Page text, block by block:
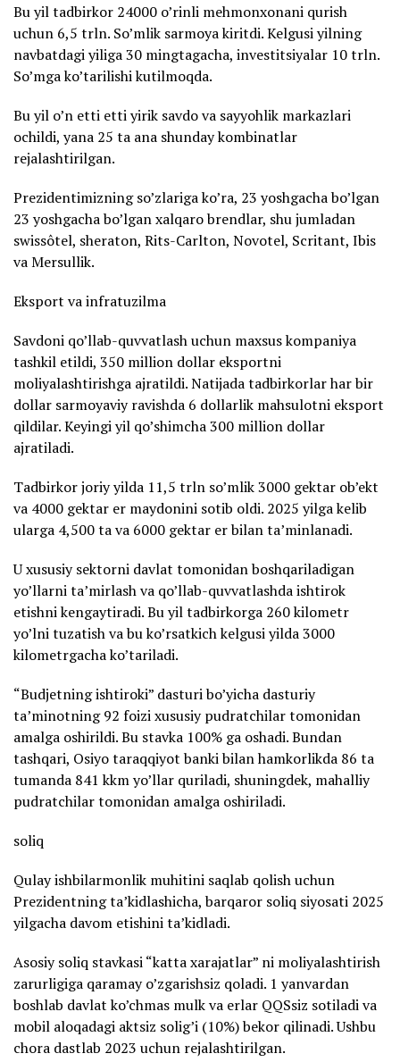
Bu yil tadbirkor 24000 o’rinli mehmonxonani qurish
uchun 6,5 trln. So’mlik sarmoya kiritdi. Kelgusi yilning
navbatdagi yiliga 30 mingtagacha, investitsiyalar 10 trln.
So’mga ko’tarilishi kutilmoqda.
Bu yil o’n etti etti yirik savdo va sayyohlik markazlari
ochildi, yana 25 ta ana shunday kombinatlar
rejalashtirilgan.
Prezidentimizning so’zlariga ko’ra, 23 yoshgacha bo’lgan
23 yoshgacha bo’lgan xalqaro brendlar, shu jumladan
swissôtel, sheraton, Rits-Carlton, Novotel, Scritant, Ibis
va Mersullik.
Eksport va infratuzilma
Savdoni qo’llab-quvvatlash uchun maxsus kompaniya
tashkil etildi, 350 million dollar eksportni
moliyalashtirishga ajratildi. Natijada tadbirkorlar har bir
dollar sarmoyaviy ravishda 6 dollarlik mahsulotni eksport
qildilar. Keyingi yil qo’shimcha 300 million dollar
ajratiladi.
Tadbirkor joriy yilda 11,5 trln so’mlik 3000 gektar ob’ekt
va 4000 gektar er maydonini sotib oldi. 2025 yilga kelib
ularga 4,500 ta va 6000 gektar er bilan ta’minlanadi.
U xususiy sektorni davlat tomonidan boshqariladigan
yo’llarni ta’mirlash va qo’llab-quvvatlashda ishtirok
etishni kengaytiradi. Bu yil tadbirkorga 260 kilometr
yo’lni tuzatish va bu ko’rsatkich kelgusi yilda 3000
kilometrgacha ko’tariladi.
“Budjetning ishtiroki” dasturi bo’yicha dasturiy
ta’minotning 92 foizi xususiy pudratchilar tomonidan
amalga oshirildi. Bu stavka 100% ga oshadi. Bundan
tashqari, Osiyo taraqqiyot banki bilan hamkorlikda 86 ta
tumanda 841 kkm yo’llar quriladi, shuningdek, mahalliy
pudratchilar tomonidan amalga oshiriladi.
soliq
Qulay ishbilarmonlik muhitini saqlab qolish uchun
Prezidentning ta’kidlashicha, barqaror soliq siyosati 2025
yilgacha davom etishini ta’kidladi.
Asosiy soliq stavkasi “katta xarajatlar” ni moliyalashtirish
zarurligiga qaramay o’zgarishsiz qoladi. 1 yanvardan
boshlab davlat ko’chmas mulk va erlar QQSsiz sotiladi va
mobil aloqadagi aktsiz solig’i (10%) bekor qilinadi. Ushbu
chora dastlab 2023 uchun rejalashtirilgan.